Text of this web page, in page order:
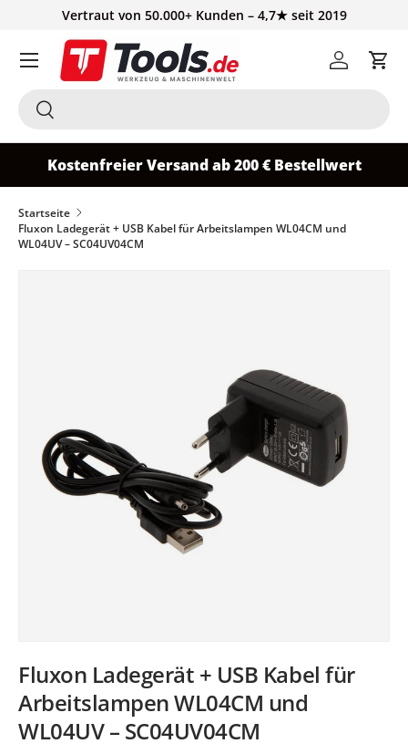
Vertraut von 50.000+ Kunden – 4,7★ seit 2019
Suchen
Suchen
Einloggen
Kostenfreier Versand ab 200 € Bestellwert
Startseite
Fluxon Ladegerät + USB Kabel für Arbeitslampen WL04CM und
WL04UV – SC04UV04CM
Fluxon Ladegerät + USB Kabel für
Arbeitslampen WL04CM und
WL04UV – SC04UV04CM